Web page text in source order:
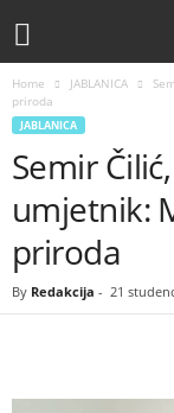
Home JABLANICA
priroda
JABLANICA
Semir
umjetnik:
priroda
By Redakcija - 21